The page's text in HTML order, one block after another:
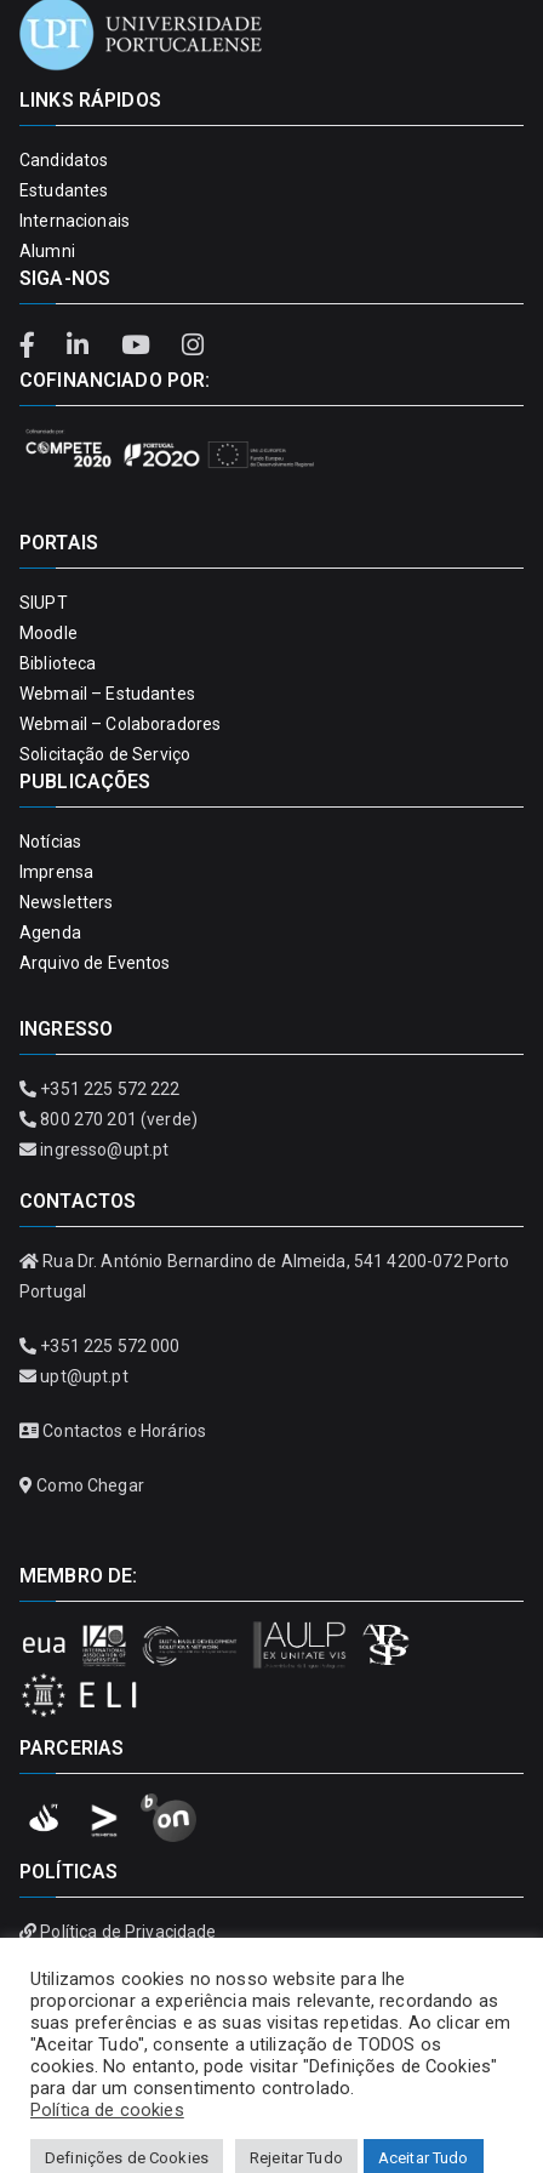
LINKS RÁPIDOS
Candidatos
Estudantes
Internacionais
Alumni
SIGA-NOS
COFINANCIADO POR:
PORTAIS
SIUPT
Moodle
Biblioteca
Webmail – Estudantes
Webmail – Colaboradores
Solicitação de Serviço
PUBLICAÇÕES
Notícias
Imprensa
Newsletters
Agenda
Arquivo de Eventos
INGRESSO
+351 225 572 222
800 270 201 (verde)
ingresso@upt.pt
CONTACTOS
Rua Dr. António Bernardino de Almeida, 541 4200-072 Porto
Portugal
+351 225 572 000
upt@upt.pt
Contactos e Horários
Como Chegar
MEMBRO DE:
PARCERIAS
POLÍTICAS
Política de Privacidade
Utilizamos cookies no nosso website para lhe
proporcionar a experiência mais relevante, recordando as
suas preferências e as suas visitas repetidas. Ao clicar em
"Aceitar Tudo", consente a utilização de TODOS os
cookies. No entanto, pode visitar "Definições de Cookies"
para dar um consentimento controlado.
Política de cookies
Definições de Cookies Rejeitar Tudo Aceitar Tudo